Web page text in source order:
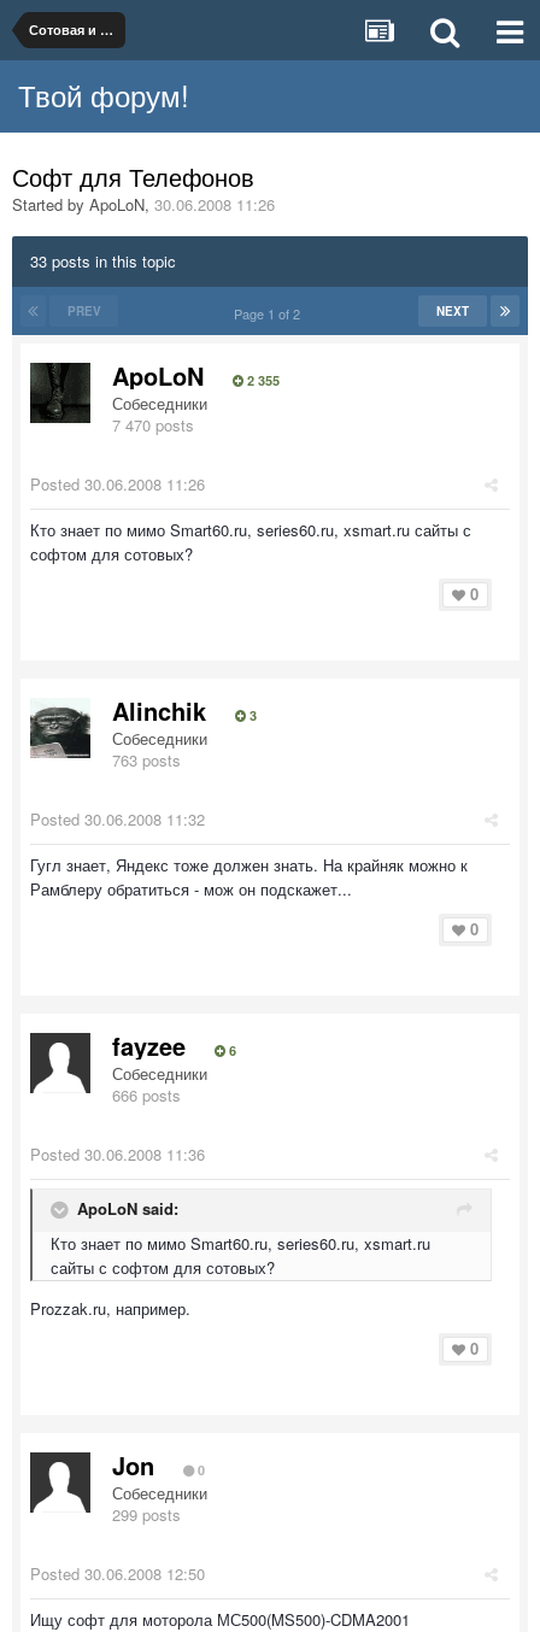
Сотовая и телефонная связь
Твой форум!
Софт для Телефонов
Started by ApoLoN, 30.06.2008 11:26
33 posts in this topic
PREV NEXT
Page 1 of 2
ApoLoN 2 355
Собеседники
7 470 posts
Posted 30.06.2008 11:26
Кто знает по мимо Smart60.ru, series60.ru, xsmart.ru сайты с
софтом для сотовых?
0
Alinchik 3
Собеседники
763 posts
Posted 30.06.2008 11:32
Гугл знает, Яндекс тоже должен знать. На крайняк можно к
Рамблеру обратиться - мож он подскажет...
0
fayzee 6
Собеседники
666 posts
Posted 30.06.2008 11:36
ApoLoN said:
Кто знает по мимо Smart60.ru, series60.ru, xsmart.ru
сайты с софтом для сотовых?
Prozzak.ru, например.
0
Jon 0
Собеседники
299 posts
Posted 30.06.2008 12:50
Ищу софт для моторола МС500(MS500)-CDMA2001